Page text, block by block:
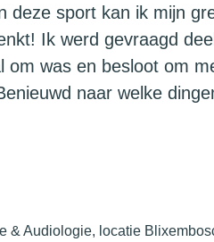
deze sport kan ik mijn
Ik werd gevraagd
om was en besloot om
naar welke
& Audiologie, locatie